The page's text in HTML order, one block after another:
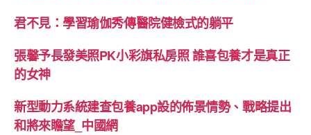
君不見：學習瑜伽秀傳醫院健檢式的躺平
張馨予長發美照PK小彩旗私房照 誰喜包養才是真正
的女神
新型動力系統建查包養app設的佈景情勢、戰略提出
和將來瞻望_中國網